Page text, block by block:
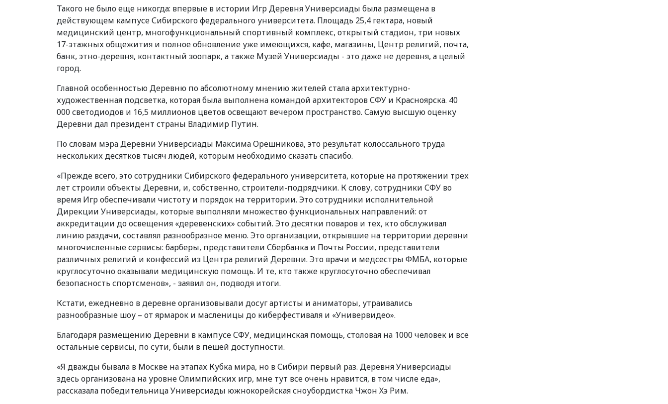
Такого не было еще никогда: впервые в истории Игр Деревня Универсиады была размещена в
действующем кампусе Сибирского федерального университета. Площадь 25,4 гектара, новый
медицинский центр, многофункциональный спортивный комплекс, открытый стадион, три новых
17-этажных общежития и полное обновление уже имеющихся, кафе, магазины, Центр религий, почта,
банк, этно-деревня, контактный зоопарк, а также Музей Универсиады - это даже не деревня, а целый
город.
Главной особенностью Деревню по абсолютному мнению жителей стала архитектурно-
художественная подсветка, которая была выполнена командой архитекторов СФУ и Красноярска. 40
000 светодиодов и 16,5 миллионов цветов освещают вечером пространство. Самую высшую оценку
Деревни дал президент страны Владимир Путин.
По словам мэра Деревни Универсиады Максима Орешникова, это результат колоссального труда
нескольких десятков тысяч людей, которым необходимо сказать спасибо.
«Прежде всего, это сотрудники Сибирского федерального университета, которые на протяжении трех
лет строили объекты Деревни, и, собственно, строители-подрядчики. К слову, сотрудники СФУ во
время Игр обеспечивали чистоту и порядок на территории. Это сотрудники исполнительной
Дирекции Универсиады, которые выполняли множество функциональных направлений: от
аккредитации до освещения «деревенских» событий. Это десятки поваров и тех, кто обслуживал
линию раздачи, составлял разнообразное меню. Это организации, открывшие на территории деревни
многочисленные сервисы: барберы, представители Сбербанка и Почты России, представители
различных религий и конфессий из Центра религий Деревни. Это врачи и медсестры ФМБА, которые
круглосуточно оказывали медицинскую помощь. И те, кто также круглосуточно обеспечивал
безопасность спортсменов», - заявил он, подводя итоги.
Кстати, ежедневно в деревне организовывали досуг артисты и аниматоры, утраивались
разнообразные шоу – от ярмарок и масленицы до киберфестиваля и «Универвидео».
Благодаря размещению Деревни в кампусе СФУ, медицинская помощь, столовая на 1000 человек и все
остальные сервисы, по сути, были в пешей доступности.
«Я дважды бывала в Москве на этапах Кубка мира, но в Сибири первый раз. Деревня Универсиады
здесь организована на уровне Олимпийских игр, мне тут все очень нравится, в том числе еда»,
рассказала победительница Универсиады южнокорейская сноубордистка Чжон Хэ Рим.